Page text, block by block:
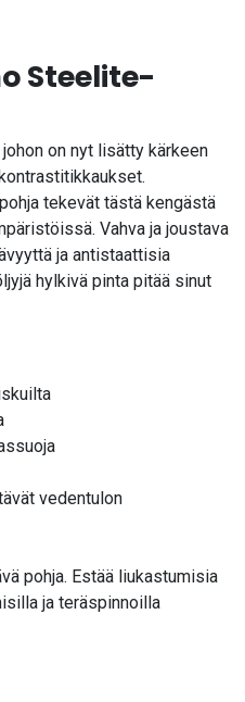
Steelite-
on nyt lisätty kärkeen
tekevät tästä kengästä
Vahva ja joustava
ja antistaattisia
hylkivä pinta pitää sinut
vedentulon
pohja. Estää liukastumisia
ja teräspinnoilla